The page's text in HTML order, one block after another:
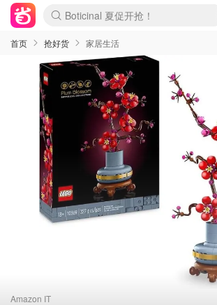
Boticinal 夏促开抢！
4折！lulu周四疯狂上新
速领！Stanley独家85折
Zalando 奥莱闪促！每日更新
首页 抢好货 家居生活
Amazon IT